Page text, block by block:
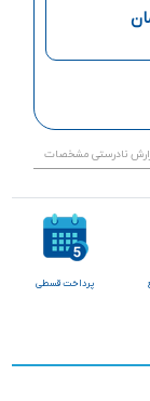
نادرستی مشخصات
پرداخت قسطی